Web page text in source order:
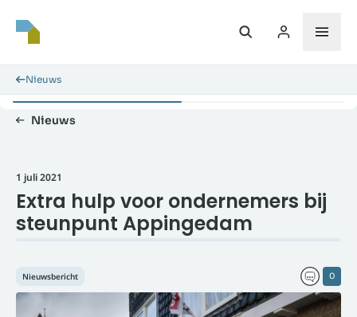
Nieuws
Nieuws
1 juli 2021
Extra hulp voor ondernemers bij
steunpunt Appingedam
0
Nieuwsbericht